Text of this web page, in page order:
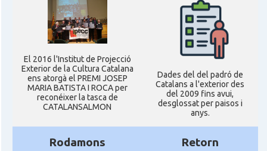
El 2016 l'Institut de Projecció
Exterior de la Cultura Catalana
ens atorgà el PREMI JOSEP
MARIA BATISTA I ROCA per
reconéixer la tasca de
CATALANSALMON
Dades del del padró de
Catalans a l'exterior des
del 2009 fins avui,
desglossat per paisos i
anys.
Rodamons Retorn